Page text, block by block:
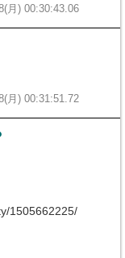
月) 00:30:43.06
月) 00:31:51.72
1505662225/